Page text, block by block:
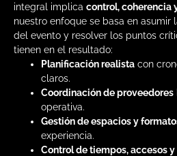
integral implica control, coherencia
nuestro enfoque se basa en asumir
del evento y resolver los puntos
tienen en el resultado:
Planificación realista con
claros.
Coordinación de proveedores
operativa.
Gestión de espacios y
experiencia.
Control de tiempos, accesos